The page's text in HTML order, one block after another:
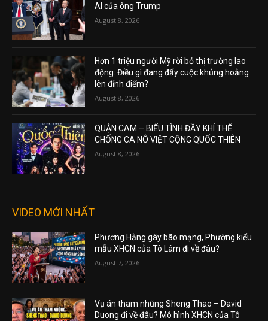
AI của ông Trump
August 8, 2026
Hơn 1 triệu người Mỹ rời bỏ thị trường lao
động: Điều gì đang đẩy cuộc khủng hoảng
lên đỉnh điểm?
August 8, 2026
QUẬN CAM – BIỂU TÌNH ĐẦY KHÍ THẾ
CHỐNG CA NÔ VIỆT CỘNG QUỐC THIÊN
August 8, 2026
VIDEO MỚI NHẤT
Phương Hằng gây bão mạng, Phường kiểu
mẫu XHCN của Tô Lâm đi về đâu?
August 7, 2026
Vụ án tham nhũng Sheng Thao – David
Duong đi về đâu? Mô hình XHCN của Tô